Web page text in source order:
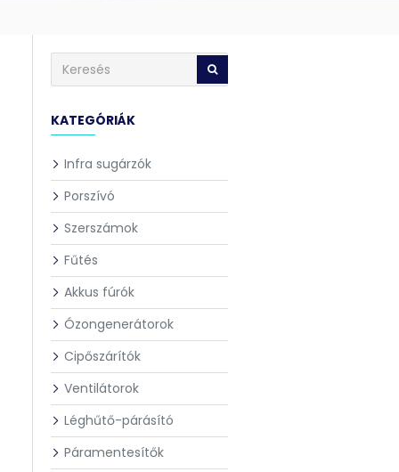
KATEGÓRIÁK
Infra sugárzók
Porszívó
Szerszámok
Fűtés
Akkus fúrók
Ózongenerátorok
Cipőszárítók
Ventilátorok
Léghűtő-párásító
Páramentesítők